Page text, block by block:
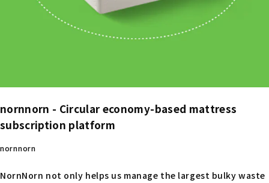
nornnorn - Circular economy-based mattress
subscription platform
nornnorn
NornNorn not only helps us manage the largest bulky waste